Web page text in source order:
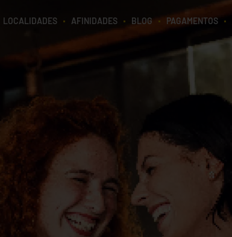
LOCALIDADES AFINIDADES BLOG PAGAMENTOS